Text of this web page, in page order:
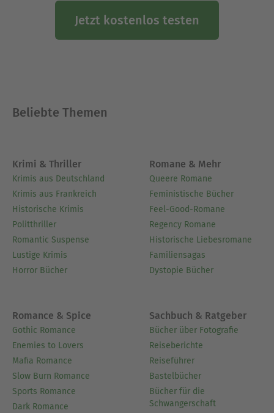
Jetzt kostenlos testen
Beliebte Themen
Krimi & Thriller
Krimis aus Deutschland
Krimis aus Frankreich
Historische Krimis
Politthriller
Romantic Suspense
Lustige Krimis
Horror Bücher
Romane & Mehr
Queere Romane
Feministische Bücher
Feel-Good-Romane
Regency Romane
Historische Liebesromane
Familiensagas
Dystopie Bücher
Romance & Spice
Gothic Romance
Enemies to Lovers
Mafia Romance
Slow Burn Romance
Sports Romance
Dark Romance
Sachbuch & Ratgeber
Bücher über Fotografie
Reiseberichte
Reiseführer
Bastelbücher
Bücher für die
Schwangerschaft